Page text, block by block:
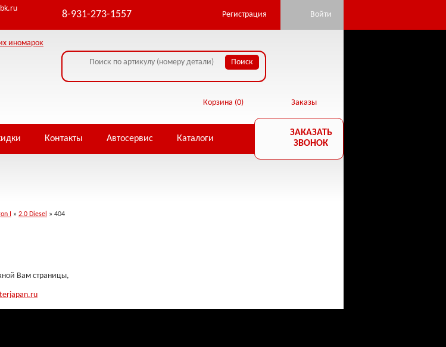
by (output started at /home/i/infowe4f/piterjapan.ru/public_html/core/database.php:22) in
8-931-273-1557 Регистрация Войти
Заказы
Корзина (0)
Контакты Автосервис Каталоги
ЗАКАЗАТЬ
ЗВОНОК
I » 2.0 Diesel » 404
Вам страницы,